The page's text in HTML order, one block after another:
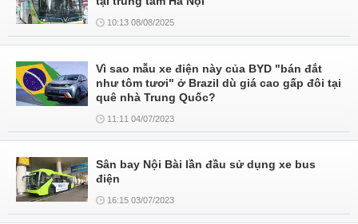
10:13 08/08/2025
Vì sao mẫu xe điện này của BYD "bán đắt
như tôm tươi" ở Brazil dù giá cao gấp đôi tại
quê nhà Trung Quốc?
11:11 04/07/2023
Sân bay Nội Bài lần đầu sử dụng xe bus
điện
16:15 03/07/2023